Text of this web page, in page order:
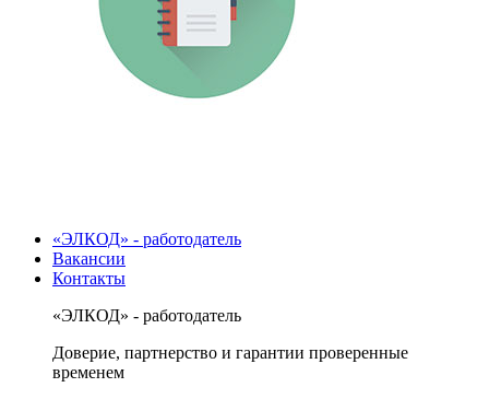
«ЭЛКОД» - работодатель
Вакансии
Контакты
«ЭЛКОД» - работодатель
Доверие, партнерство и гарантии проверенные
временем